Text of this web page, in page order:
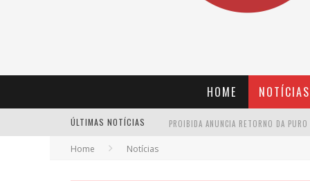
HOME NOTÍCIAS
ÚLTIMAS NOTÍCIAS
Home Notícias